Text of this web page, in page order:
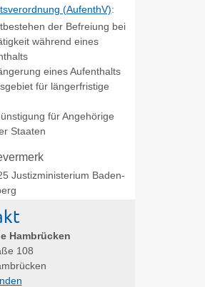
(AufenthV):
der Befreiung bei
während eines
eines Aufenthalts
für längerfristige
für Angehörige
Staaten
Justizministerium Baden-
Hambrücken
108